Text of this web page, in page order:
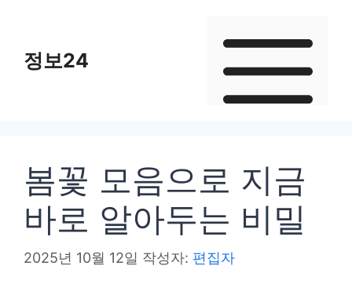
정보24
봄꽃 모음으로 지금
바로 알아두는 비밀
2025년 10월 12일 작성자: 편집자